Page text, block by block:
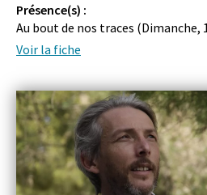
Présence(s) :
Au bout de nos traces (Dimanche,
Voir la fiche